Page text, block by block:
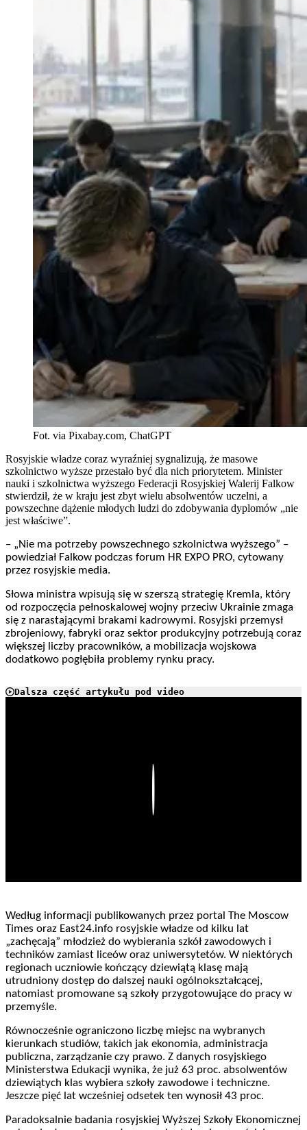
Fot. via Pixabay.com, ChatGPT
Rosyjskie władze coraz wyraźniej sygnalizują, że masowe
szkolnictwo wyższe przestało być dla nich priorytetem. Minister
nauki i szkolnictwa wyższego Federacji Rosyjskiej Walerij Falkow
stwierdził, że w kraju jest zbyt wielu absolwentów uczelni, a
powszechne dążenie młodych ludzi do zdobywania dyplomów „nie
jest właściwe”.
– „Nie ma potrzeby powszechnego szkolnictwa wyższego” –
powiedział Falkow podczas forum HR EXPO PRO, cytowany
przez rosyjskie media.
Słowa ministra wpisują się w szerszą strategię Kremla, który
od rozpoczęcia pełnoskalowej wojny przeciw Ukrainie zmaga
się z narastającymi brakami kadrowymi. Rosyjski przemysł
zbrojeniowy, fabryki oraz sektor produkcyjny potrzebują coraz
większej liczby pracowników, a mobilizacja wojskowa
dodatkowo pogłębiła problemy rynku pracy.
Dalsza część artykułu pod video
Według informacji publikowanych przez portal The Moscow
Times oraz East24.info rosyjskie władze od kilku lat
„zachęcają” młodzież do wybierania szkół zawodowych i
techników zamiast liceów oraz uniwersytetów. W niektórych
regionach uczniowie kończący dziewiątą klasę mają
utrudniony dostęp do dalszej nauki ogólnokształcącej,
natomiast promowane są szkoły przygotowujące do pracy w
przemyśle.
Równocześnie ograniczono liczbę miejsc na wybranych
kierunkach studiów, takich jak ekonomia, administracja
publiczna, zarządzanie czy prawo. Z danych rosyjskiego
Ministerstwa Edukacji wynika, że już 63 proc. absolwentów
dziewiątych klas wybiera szkoły zawodowe i techniczne.
Jeszcze pięć lat wcześniej odsetek ten wynosił 43 proc.
Paradoksalnie badania rosyjskiej Wyższej Szkoły Ekonomicznej